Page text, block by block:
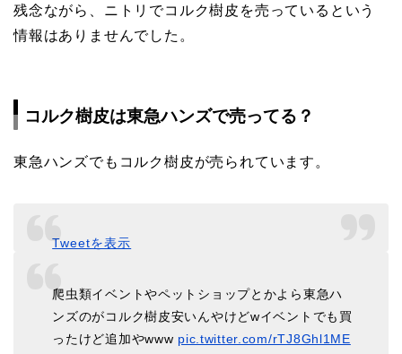
残念ながら、ニトリでコルク樹皮を売っているという
情報はありませんでした。
コルク樹皮は東急ハンズで売ってる？
東急ハンズでもコルク樹皮が売られています。
Tweetを表示
爬虫類イベントやペットショップとかよら東急ハ
ンズのがコルク樹皮安いんやけどwイベントでも買
ったけど追加やwww pic.twitter.com/rTJ8Ghl1ME